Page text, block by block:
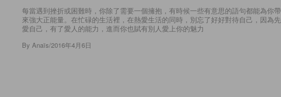
每當遇到挫折或困難時，你除了需要一個擁抱，有時候一些有意思的語句都能為你帶
來強大正能量。在忙碌的生活裡，在熱愛生活的同時，別忘了好好對待自己，因為先
愛自己，有了愛人的能力，進而你也賦有別人愛上你的魅力
By Anaïs/2016年4月6日